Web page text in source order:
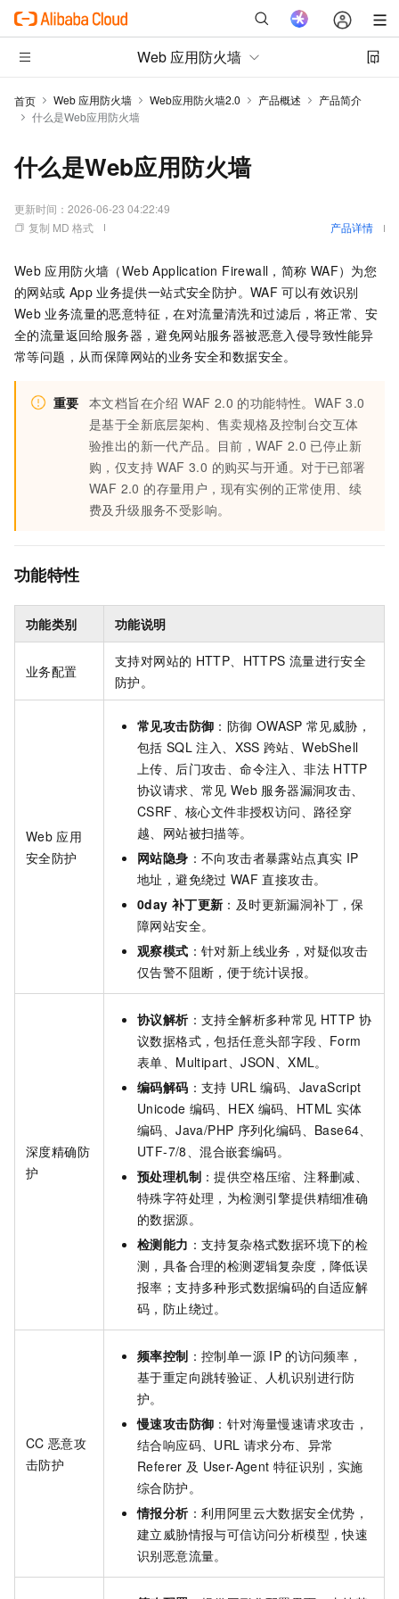
Web 应用防火墙
首页 Web 应用防火墙 Web应用防火墙2.0 产品概述
产品简介
什么是Web应用防火墙
什么是Web应用防火墙
更新时间： 2026-06-23 04:22:49
复制 MD 格式
产品详情
Web 应用防火墙（Web Application Firewall，简称 WAF） 为您
的网站或 App 业务提供一站式安全防护。WAF 可以有效识别
Web 业务流量的恶意特征，在对流量清洗和过滤后，将正常、安
全的流量返回给服务器，避免网站服务器被恶意入侵导致性能异
常等问题，从而保障网站的业务安全和数据安全。
重要 本文档旨在介绍 WAF 2.0 的功能特性。WAF 3.0
是基于全新底层架构、售卖规格及控制台交互体
验推出的新一代产品。目前，WAF 2.0 已停止新
购，仅支持 WAF 3.0 的购买与开通。对于已部署
WAF 2.0 的存量用户，现有实例的正常使用、续
费及升级服务不受影响。
功能特性
功能类别 功能说明
业务配置
支持对网站的 HTTP、HTTPS 流量进行安全
防护。
Web 应用
安全防护
常见攻击防御 ：防御 OWASP 常见威胁，
包括 SQL 注入、XSS 跨站、WebShell
上传、后门攻击、命令注入、非法 HTTP
协议请求、常见 Web 服务器漏洞攻击、
CSRF、核心文件非授权访问、路径穿
越、网站被扫描等。
网站隐身 ：不向攻击者暴露站点真实 IP
地址，避免绕过 WAF 直接攻击。
0day 补丁更新 ：及时更新漏洞补丁，保
障网站安全。
观察模式 ：针对新上线业务，对疑似攻击
仅告警不阻断，便于统计误报。
深度精确防
护
协议解析：支持全解析多种常见 HTTP 协
议数据格式，包括任意头部字段、Form
表单、Multipart、JSON、XML。
编码解码 ：支持 URL 编码、JavaScript
Unicode 编码、HEX 编码、HTML 实体
编码、Java/PHP 序列化编码、Base64、
UTF-7/8、混合嵌套编码。
预处理机制 ：提供空格压缩、注释删减、
特殊字符处理，为检测引擎提供精细准确
的数据源。
检测能力 ：支持复杂格式数据环境下的检
测，具备合理的检测逻辑复杂度，降低误
报率；支持多种形式数据编码的自适应解
码，防止绕过。
CC 恶意攻
击防护
频率控制 ：控制单一源 IP 的访问频率，
基于重定向跳转验证、人机识别进行防
护。
慢速攻击防御 ：针对海量慢速请求攻击，
结合响应码、URL 请求分布、异常
Referer 及 User-Agent 特征识别，实施
综合防护。
情报分析：利用阿里云大数据安全优势，
建立威胁情报与可信访问分析模型，快速
识别恶意流量。